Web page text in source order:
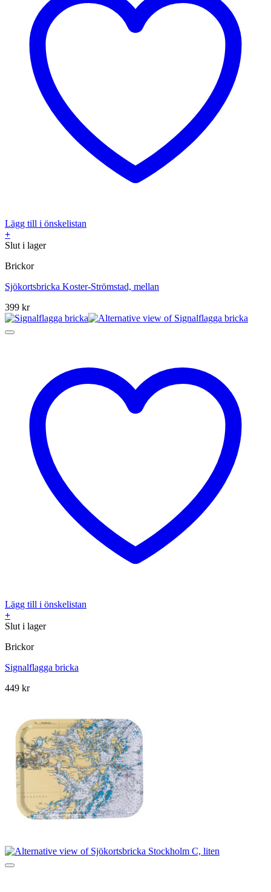
Lägg till i önskelistan
+
Slut i lager
Brickor
Sjökortsbricka Koster-Strömstad, mellan
399 kr
Lägg till i önskelistan
+
Slut i lager
Brickor
Signalflagga bricka
449 kr